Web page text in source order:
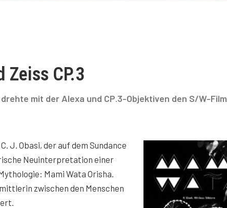
Zeiss CP.3
mit der Alexa und CP.3-Objektiven den S/W-Film
J. Obasi, der auf dem Sundance
Neuinterpretation einer
Mami Wata Orisha.
zwischen den Menschen